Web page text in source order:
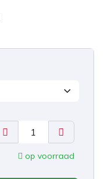
op voorraad